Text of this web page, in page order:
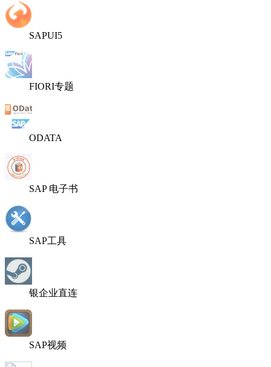
SAPUI5
FIORI专题
ODATA
SAP 电子书
SAP工具
银企业直连
SAP视频